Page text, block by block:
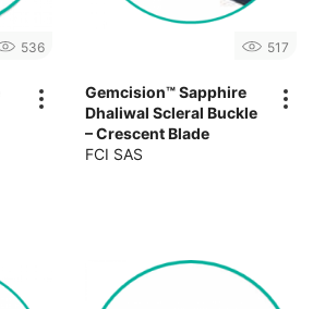
536 517
Gemcision™ Sapphire
Dhaliwal Scleral Buckle
– Crescent Blade
FCI SAS